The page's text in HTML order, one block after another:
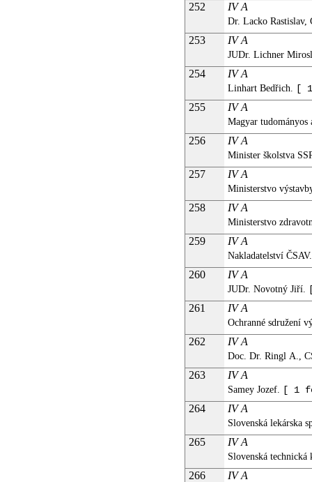
252 IV A
Dr. Lacko Rastislav,
253 IV A
JUDr. Lichner
254 IV A
Linhart Bedřich. [
255 IV A
Magyar
256 IV A
Minister školstva
257 IV A
Ministerstvo
258 IV A
Ministerstvo
259 IV A
Nakladatelství
260 IV A
JUDr. Novotný Jiří.
261 IV A
Ochranné sdružení
262 IV A
Doc. Dr. Ringl A.,
263 IV A
Samey Jozef. [ 1
264 IV A
Slovenská lekárska
265 IV A
Slovenská
266 IV A